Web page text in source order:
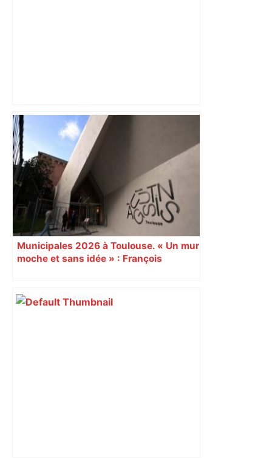
Après la fusion avec la liste PS
Toulouse, le candidat LFI salue "une
dynamique qui nous oblige à la
responsabilité" – Franceinfo
Municipales 2026 à Toulouse. « Un mur
moche et sans idée » : François
Augustins